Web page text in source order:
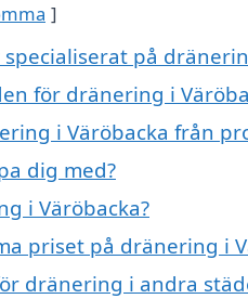
på
för dränering i
i Väröbacka från
dig med?
i Väröbacka?
priset på dränering i
dränering i andra